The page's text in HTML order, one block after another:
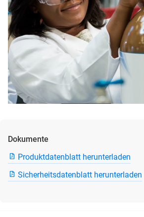
Dokumente
Produktdatenblatt herunterladen
Sicherheitsdatenblatt herunterladen